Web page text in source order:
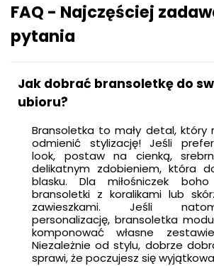
FAQ - Najczęściej
pytania
Jak dobrać bransoletkę do
ubioru?
Bransoletka to mały detal, który
odmienić stylizację! Jeśli
look, postaw na cienką,
delikatnym zdobieniem, która
blasku. Dla miłośniczek
bransoletki z koralikami lub
zawieszkami. Jeśli
personalizację, bransoletka
komponować własne
Niezależnie od stylu, dobrze
sprawi, że poczujesz się